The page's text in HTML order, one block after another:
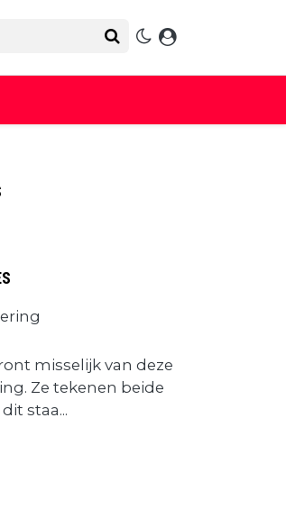
misselijk van deze
Ze tekenen beide
staa...